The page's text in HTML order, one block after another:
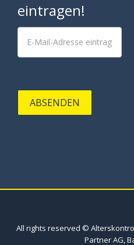
eintragen!
ABSENDEN
All rights reserved ©
Partner AG,